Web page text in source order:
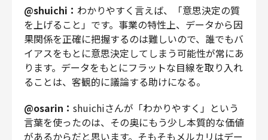
@shuichi： わかりやすく言えば、「意思決定の質
を上げること」です。事業の特性上、データから因
果関係を正確に把握するのは難しいので、誰でもバ
イアスをもとに意思決定してしまう可能性が常にあ
ります。データをもとにフラットな目線を取り入れ
ることは、客観的に議論する助けになる。
@osarin： shuichiさんが「わかりやすく」という
言葉を使ったのは、その奥にもう少し本質的な価値
があるからだと思います。そもそもメルカリはデー